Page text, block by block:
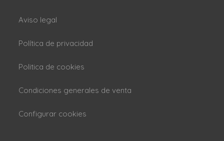
Aviso legal
Política de privacidad
Politica de cookies
Condiciones generales de venta
Configurar cookies